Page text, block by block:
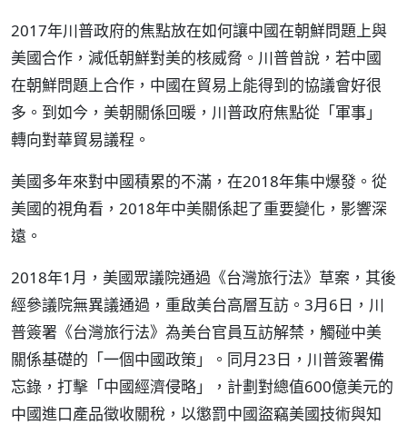
2017年川普政府的焦點放在如何讓中國在朝鮮問題上與
美國合作，減低朝鮮對美的核威脅。川普曾說，若中國
在朝鮮問題上合作，中國在貿易上能得到的協議會好很
多。到如今，美朝關係回暖，川普政府焦點從「軍事」
轉向對華貿易議程。
美國多年來對中國積累的不滿，在2018年集中爆發。從
美國的視角看，2018年中美關係起了重要變化，影響深
遠。
2018年1月，美國眾議院通過《台灣旅行法》草案，其後
經參議院無異議通過，重啟美台高層互訪。3月6日，川
普簽署《台灣旅行法》為美台官員互訪解禁，觸碰中美
關係基礎的「一個中國政策」。同月23日，川普簽署備
忘錄，打擊「中國經濟侵略」，計劃對總值600億美元的
中國進口產品徵收關稅，以懲罰中國盜竊美國技術與知